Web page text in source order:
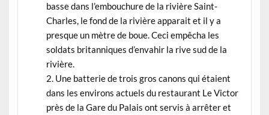
basse dans l’embouchure de la rivière Saint-
Charles, le fond de la rivière apparait et il y a
presque un mètre de boue. Ceci empêcha les
soldats britanniques d’envahir la rive sud de la
rivière.
Une batterie de trois gros canons qui étaient
dans les environs actuels du restaurant Le Victor
près de la Gare du Palais ont servis à arrêter et